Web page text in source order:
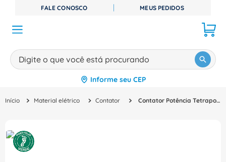
FALE CONOSCO MEUS PEDIDOS
Digite o que você está procurando
Informe seu CEP
Material elétrico Contator Contator Potência Tetrapolar 12A 200VCA Sem Auxiliar Sirius 3Rt25171Ap00 Siemens
TERMOS MAIS BUSCADOS
º disjuntor
3º